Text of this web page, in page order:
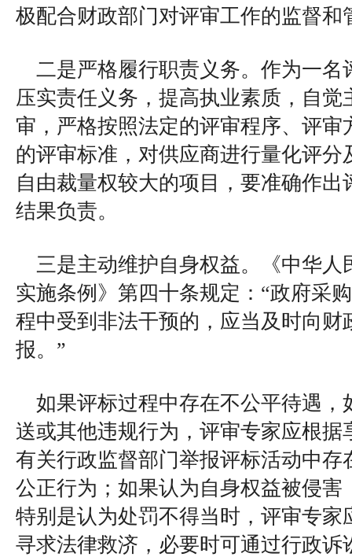
极配合财政部门对评审工作的监督和
二是严格履行职责义务。作为一名
压实责任义务，提高执业素质，自觉
审，严格按照法定的评审程序、评审
的评审标准，对供应商进行量化评分
自由裁量权较大的项目，要准确作出
结果负责。
三是主动维护自身权益。《中华人
实施条例》第四十条规定：“政府采
程中受到非法干预的，应当及时向财
报。”
如果评标过程中存在不公平待遇，
送或其他违规行为，评审专家应根据
有关行政监督部门举报评标活动中存
公正行为；如果认为自身权益被侵害
特别是认为处罚不得当时，评审专家
寻求法律救济，必要时可通过行政诉